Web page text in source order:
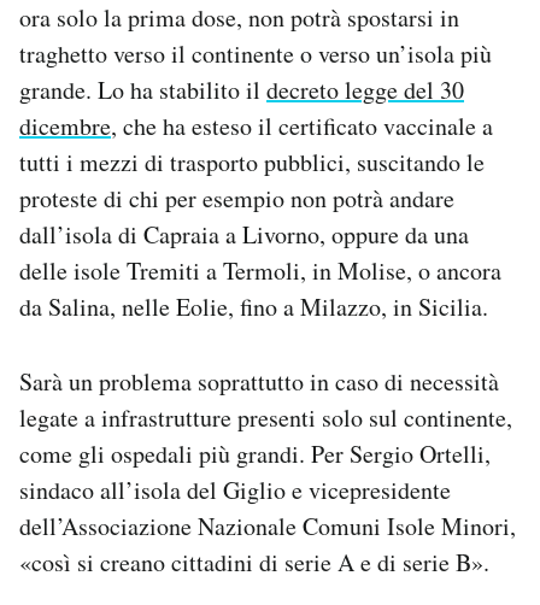
Area Personale
Newsletter
Notifiche mobile
Regala il Post
Hai bisogno di aiuto?
ora solo la prima dose, non potrà spostarsi in
traghetto verso il continente o verso un’isola più
grande. Lo ha stabilito il decreto legge del 30
dicembre, che ha esteso il certificato vaccinale a
tutti i mezzi di trasporto pubblici, suscitando le
proteste di chi per esempio non potrà andare
dall’isola di Capraia a Livorno, oppure da una
delle isole Tremiti a Termoli, in Molise, o ancora
da Salina, nelle Eolie, fino a Milazzo, in Sicilia.
Sarà un problema soprattutto in caso di necessità
legate a infrastrutture presenti solo sul continente,
come gli ospedali più grandi. Per Sergio Ortelli,
sindaco all’isola del Giglio e vicepresidente
dell’Associazione Nazionale Comuni Isole Minori,
«così si creano cittadini di serie A e di serie B».